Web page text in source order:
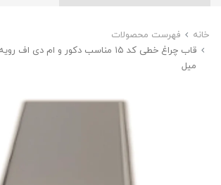
خانه
فهرست محصولات
میل